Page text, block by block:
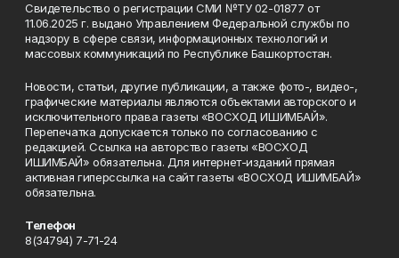
Свидетельство о регистрации СМИ №ТУ 02-01877 от
11.06.2025 г. выдано Управлением Федеральной службы по
надзору в сфере связи, информационных технологий и
массовых коммуникаций по Республике Башкортостан.
Новости, статьи, другие публикации, а также фото-, видео-,
графические материалы являются объектами авторского и
исключительного права газеты «ВОСХОД ИШИМБАЙ».
Перепечатка допускается только по согласованию с
редакцией. Ссылка на авторство газеты «ВОСХОД
ИШИМБАЙ» обязательна. Для интернет-изданий прямая
активная гиперссылка на сайт газеты «ВОСХОД ИШИМБАЙ»
обязательна.
Телефон
8(34794) 7-71-24